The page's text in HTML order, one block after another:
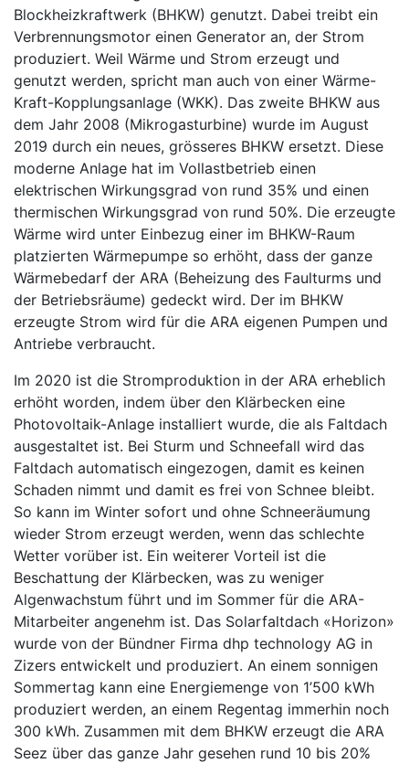
Blockheizkraftwerk (BHKW) genutzt. Dabei treibt ein
Verbrennungsmotor einen Generator an, der Strom
produziert. Weil Wärme und Strom erzeugt und
genutzt werden, spricht man auch von einer Wärme-
Kraft-Kopplungsanlage (WKK). Das zweite BHKW aus
dem Jahr 2008 (Mikrogasturbine) wurde im August
2019 durch ein neues, grösseres BHKW ersetzt. Diese
moderne Anlage hat im Vollastbetrieb einen
elektrischen Wirkungsgrad von rund 35% und einen
thermischen Wirkungsgrad von rund 50%. Die erzeugte
Wärme wird unter Einbezug einer im BHKW-Raum
platzierten Wärmepumpe so erhöht, dass der ganze
Wärmebedarf der ARA (Beheizung des Faulturms und
der Betriebsräume) gedeckt wird. Der im BHKW
erzeugte Strom wird für die ARA eigenen Pumpen und
Antriebe verbraucht.
Im 2020 ist die Stromproduktion in der ARA erheblich
erhöht worden, indem über den Klärbecken eine
Photovoltaik-Anlage installiert wurde, die als Faltdach
ausgestaltet ist. Bei Sturm und Schneefall wird das
Faltdach automatisch eingezogen, damit es keinen
Schaden nimmt und damit es frei von Schnee bleibt.
So kann im Winter sofort und ohne Schneeräumung
wieder Strom erzeugt werden, wenn das schlechte
Wetter vorüber ist. Ein weiterer Vorteil ist die
Beschattung der Klärbecken, was zu weniger
Algenwachstum führt und im Sommer für die ARA-
Mitarbeiter angenehm ist. Das Solarfaltdach «Horizon»
wurde von der Bündner Firma dhp technology AG in
Zizers entwickelt und produziert. An einem sonnigen
Sommertag kann eine Energiemenge von 1’500 kWh
produziert werden, an einem Regentag immerhin noch
300 kWh. Zusammen mit dem BHKW erzeugt die ARA
Seez über das ganze Jahr gesehen rund 10 bis 20%